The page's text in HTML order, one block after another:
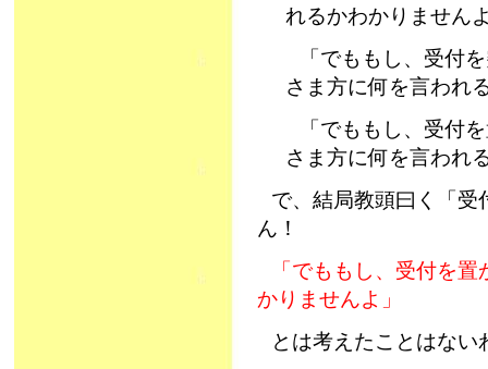
れるかわかりません
「でももし、受付
さま方に何を言わ
「でももし、受付
さま方に何を言われ
で、結局教頭曰く「受
ん！
「でももし、受付を
かりませんよ」
とは考えたことはな